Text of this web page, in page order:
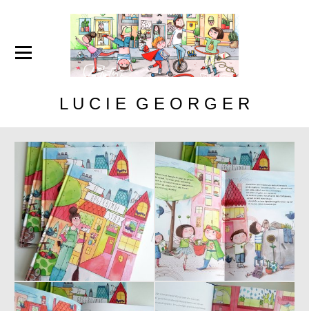
L U C I E G E O R G E R